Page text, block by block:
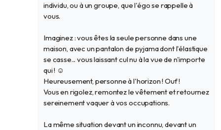
individu, ou à un groupe, que l'égo se rappelle à
vous.
Imaginez : vous êtes la seule personne dans une
maison, avec un pantalon de pyjama dont l'élastique
se casse... vous laissant cul nu à la vue de n'importe
qui ! ☺️
Heureusement, personne à l'horizon ! Ouf !
Vous en rigolez, remontez le vêtement et retournez
sereinement vaquer à vos occupations.
La même situation devant un inconnu, devant un